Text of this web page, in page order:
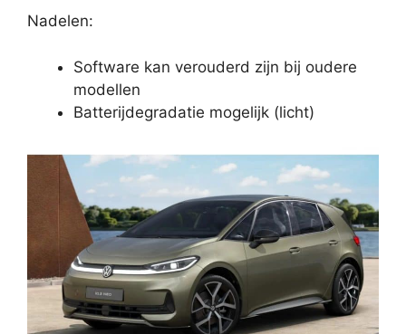
Nadelen:
Software kan verouderd zijn bij oudere
modellen
Batterijdegradatie mogelijk (licht)